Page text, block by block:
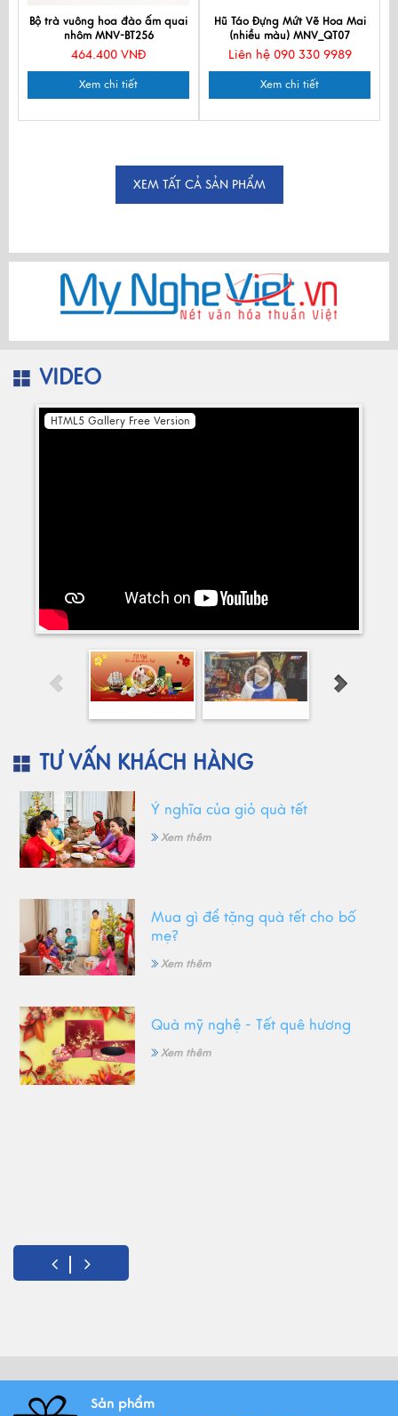
Bộ trà vuông hoa đào ấm quai
nhôm MNV-BT256
464.400 VNĐ
Xem chi tiết
Hũ Táo Đựng Mứt Vẽ Hoa Mai
(nhiều màu) MNV_QT07
Liên hệ 090 330 9989
Xem chi tiết
XEM TẤT CẢ SẢN PHẨM
VIDEO
HTML5 Gallery Free Version
TƯ VẤN KHÁCH HÀNG
Ý nghĩa của giỏ quà tết
Xem thêm
Mua gì để tặng quà tết cho bố
mẹ?
Xem thêm
Quà mỹ nghệ - Tết quê hương
Xem thêm
Sản phẩm